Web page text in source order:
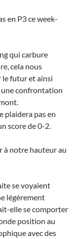
en P3 ce week-
qui carbure
cela nous
futur et ainsi
une confrontation
plaidera pas en
score de 0-2.
à notre hauteur au
se voyaient
légèrement
elle se comporter
position au
avec des